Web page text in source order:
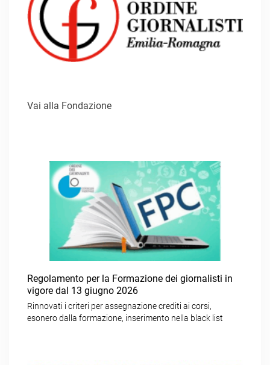
Vai alla Fondazione
Regolamento per la Formazione dei giornalisti in
vigore dal 13 giugno 2026
Rinnovati i criteri per assegnazione crediti ai corsi,
esonero dalla formazione, inserimento nella black list